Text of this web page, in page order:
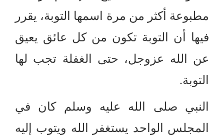
مطبوعة أكثر من مرة اسمها التوبة، يقرر
فيها أن التوبة تكون من كل عائق يعيق
عن الله عزوجل، حتى الغفلة تجب لها
التوبة.
النبي صلى الله عليه وسلم كان في
المجلس الواحد يستغفر الله ويتوب إليه